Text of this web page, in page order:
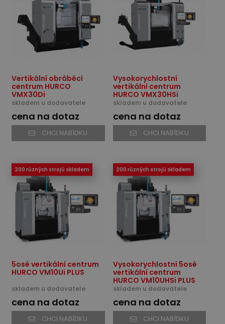
Vertikální obráběcí
centrum HURCO
VMX30Di
skladem u dodavatele
cena na dotaz
CHCI NABÍDKU
Vysokorychlostní
vertikální centrum
HURCO VMX30HSi
skladem u dodavatele
cena na dotaz
CHCI NABÍDKU
200 různých strojů skladem
5osé vertikální centrum
HURCO VM10Ui PLUS
skladem u dodavatele
cena na dotaz
CHCI NABÍDKU
200 různých strojů skladem
Vysokorychlostní 5osé
vertikální centrum
HURCO VM10UHSi PLUS
skladem u dodavatele
cena na dotaz
CHCI NABÍDKU